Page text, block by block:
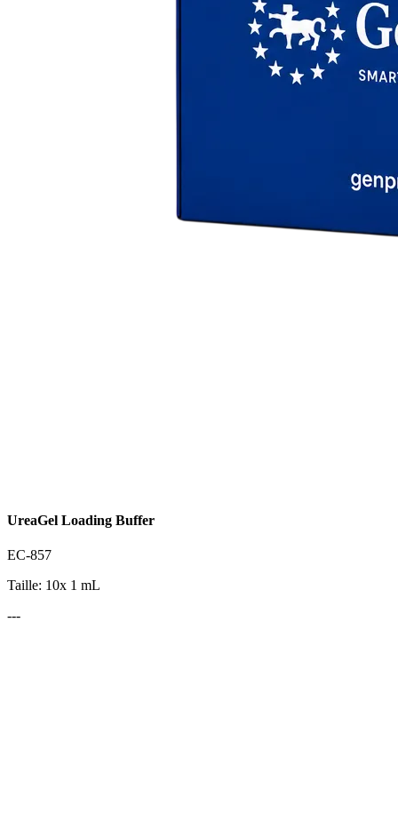
UreaGel Loading Buffer
EC-857
Taille: 10x 1 mL
---